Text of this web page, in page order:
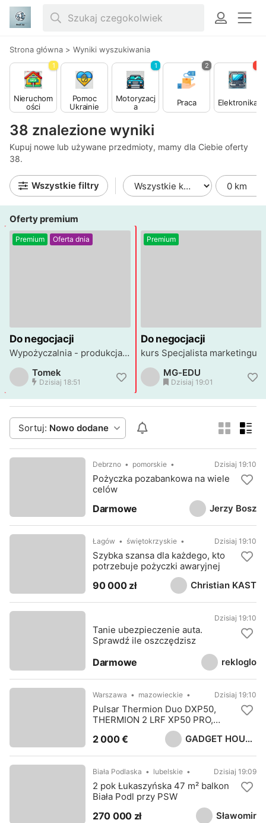
Strona główna > Wyniki wyszukiwania
38 znalezione wyniki
Kupuj nowe lub używane przedmioty, mamy dla Ciebie oferty
38.
Nieruchom
ości
1
Pomoc
Ukrainie
Motoryzacj
a
1
Praca
2
Elektronika
Wszystkie filtry
Oferty premium
Tomek
Dzisiaj 18:51
Premium Oferta dnia
Do negocjacji
Wypożyczalnia - produkcja przyczep gastronomicznych
MG-EDU
Dzisiaj 19:01
Premium
Do negocjacji
kurs Specjalista marketingu
Sortuj: Nowo dodane
Jerzy Bosz
Debrzno pomorskie Dzisiaj 19:10
Pożyczka pozabankowa na wiele
celów
Darmowe
Christian KAST
Łagów świętokrzyskie Dzisiaj 19:10
Szybka szansa dla każdego, kto
potrzebuje pożyczki awaryjnej
90 000 zł
rekloglo
Dzisiaj 19:10
Tanie ubezpieczenie auta.
Sprawdź ile oszczędzisz
Darmowe
GADGET HOUSE LTD
Warszawa mazowieckie Dzisiaj 19:10
Pulsar Thermion Duo DXP50,
THERMION 2 LRF XP50 PRO,
Thermion 2 XP50 , Pulsar TRAIL 2
LRF XP50
2 000 €
Sławomir
Biała Podlaska lubelskie Dzisiaj 19:09
2 pok Łukaszyńska 47 m² balkon
Biała Podl przy PSW
270 000 zł